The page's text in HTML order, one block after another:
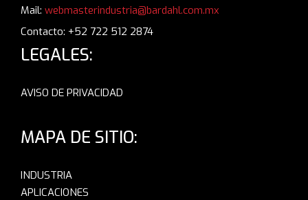
Mail: webmasterindustria@bardahl.com.mx
Contacto: +52 722 512 2874
LEGALES:
AVISO DE PRIVACIDAD
MAPA DE SITIO:
INDUSTRIA
APLICACIONES